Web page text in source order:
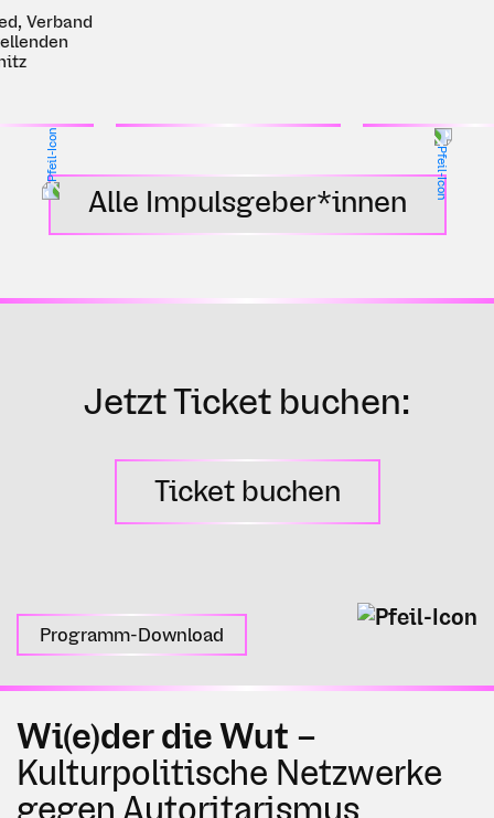
Alle Impulsgeber*innen
Jetzt Ticket buchen:
Ticket buchen
Programm-Download
Wi(e)der die Wut –
Kulturpolitische Netzwerke
gegen Autoritarismus